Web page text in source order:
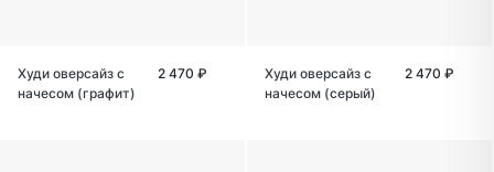
Худи оверсайз с
начесом (графит)
2 470 ₽
Худи оверсайз с
начесом (серый)
2 470 ₽